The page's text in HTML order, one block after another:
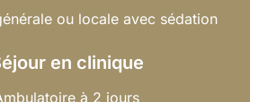
ou locale avec sédation
en clinique
à 2 jours